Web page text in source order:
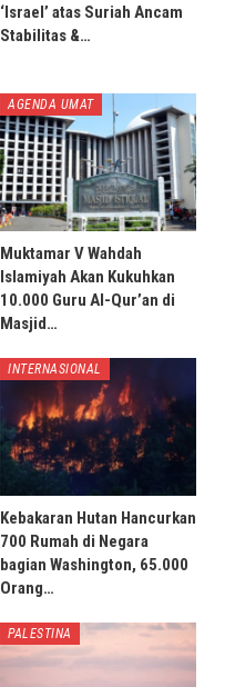
‘Israel’ atas Suriah Ancam
Stabilitas &…
AGENDA UMAT
Muktamar V Wahdah
Islamiyah Akan Kukuhkan
10.000 Guru Al-Qur’an di
Masjid…
INTERNASIONAL
Kebakaran Hutan Hancurkan
700 Rumah di Negara
bagian Washington, 65.000
Orang…
PALESTINA